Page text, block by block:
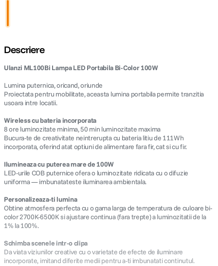
5. canon sx740 hs
6. lavaliera
8. dji mic mini
9. dji osmo
10. insta 360
Descriere
Ulanzi ML100Bi Lampa LED Portabila Bi-Color 100W
Lumina puternica, oricand, oriunde
Proiectata pentru mobilitate, aceasta lumina portabila permite tranzitia
usoara intre locatii.
Wireless cu bateria incorporata
8 ore luminozitate minima, 50 min luminozitate maxima
Bucura-te de creativitate neintrerupta cu bateria litiu de 111Wh
incorporata, oferind atat optiuni de alimentare fara fir, cat si cu fir.
Ilumineaza cu puterea mare de 100W
LED-urile COB puternice ofera o luminozitate ridicata cu o difuzie
uniforma — imbunatateste iluminarea ambientala.
Personalizeaza-ti lumina
Obtine atmosfera perfecta cu o gama larga de temperatura de culoare bi-
color 2700K-6500K si ajustare continua (fara trepte) a luminozitatii de la
1% la 100%.
Schimba scenele intr-o clipa
Da viata viziunilor creative cu o varietate de efecte de iluminare
incorporate, imitand diferite medii pentru a-ti imbunatati continutul.